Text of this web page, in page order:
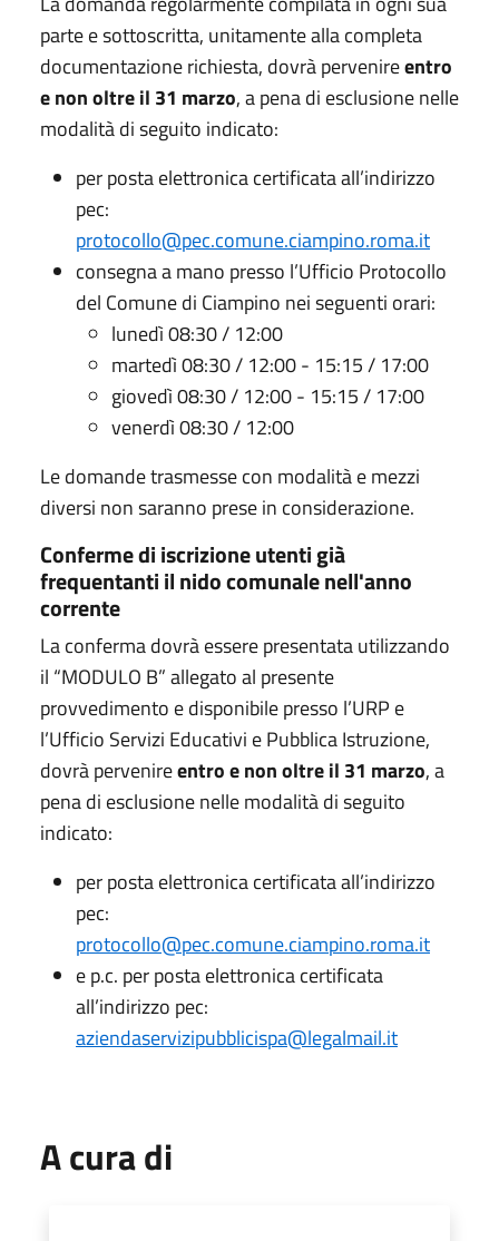
parte e sottoscritta, unitamente alla completa
documentazione richiesta, dovrà pervenireentro
e non oltre il 31 marzo, a pena di esclusione nelle
modalità di seguito indicato:
per posta elettronica certificata all’indirizzo
pec:
protocollo@pec.comune.ciampino.roma.it
consegna a mano presso l’Ufficio Protocollo
del Comune di Ciampino nei seguenti orari:
lunedì 08:30 / 12:00
martedì 08:30 / 12:00 - 15:15 / 17:00
giovedì 08:30 / 12:00 - 15:15 / 17:00
venerdì 08:30 / 12:00
Le domande trasmesse con modalità e mezzi
diversi non saranno prese in considerazione.
Conferme di iscrizione utenti già
frequentanti il nido comunale nell'anno
corrente
La conferma dovrà essere presentata utilizzando
il “MODULO B” allegato al presente
provvedimento e disponibile presso l’URP e
l’Ufficio Servizi Educativi e Pubblica Istruzione,
dovrà pervenireentro e non oltre il 31 marzo, a
pena di esclusione nelle modalità di seguito
indicato:
per posta elettronica certificata all’indirizzo
pec:
protocollo@pec.comune.ciampino.roma.it
e p.c. per posta elettronica certificata
all’indirizzo pec:
aziendaservizipubblicispa@legalmail.it
A cura di